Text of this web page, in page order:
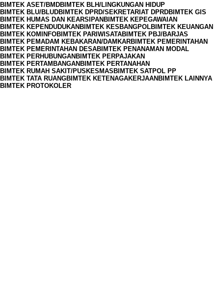
BIMTEK ASET/BMDBIMTEK BLH/LINGKUNGAN HIDUP
BIMTEK BLU/BLUDBIMTEK DPRD/SEKRETARIAT DPRDBIMTEK GIS
BIMTEK HUMAS DAN KEARSIPANBIMTEK KEPEGAWAIAN
BIMTEK KEPENDUDUKANBIMTEK KESBANGPOLBIMTEK KEUANGAN
BIMTEK KOMINFOBIMTEK PARIWISATABIMTEK PBJ/BARJAS
BIMTEK PEMADAM KEBAKARAN/DAMKARBIMTEK PEMERINTAHAN
BIMTEK PEMERINTAHAN DESABIMTEK PENANAMAN MODAL
BIMTEK PERHUBUNGANBIMTEK PERPAJAKAN
BIMTEK PERTAMBANGANBIMTEK PERTANAHAN
BIMTEK RUMAH SAKIT/PUSKESMASBIMTEK SATPOL PP
BIMTEK TATA RUANGBIMTEK KETENAGAKERJAANBIMTEK LAINNYA
BIMTEK PROTOKOLER